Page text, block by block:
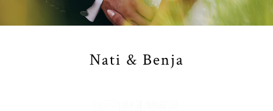
Nati & Benja